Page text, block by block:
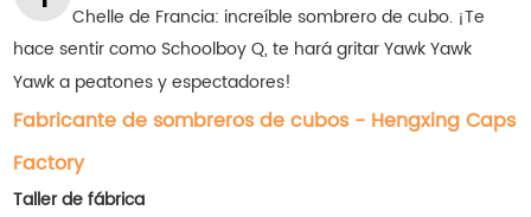
Chelle de Francia: increíble sombrero de cubo. ¡Te
hace sentir como Schoolboy Q, te hará gritar Yawk Yawk
Yawk a peatones y espectadores!
Fabricante de sombreros de cubos - Hengxing Caps
Factory
Taller de fábrica